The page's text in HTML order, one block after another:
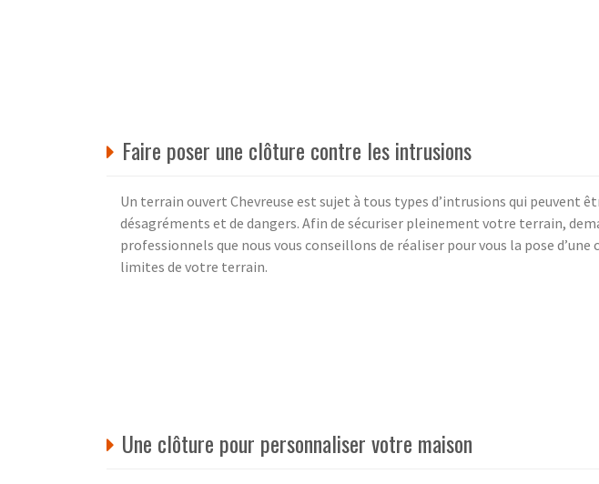
Faire poser une clôture contre les intrusions
Un terrain ouvert Chevreuse est sujet à tous types d’intrusions qui peuvent
désagréments et de dangers. Afin de sécuriser pleinement votre terrain,
professionnels que nous vous conseillons de réaliser pour vous la pose
limites de votre terrain.
Une clôture pour personnaliser votre maison